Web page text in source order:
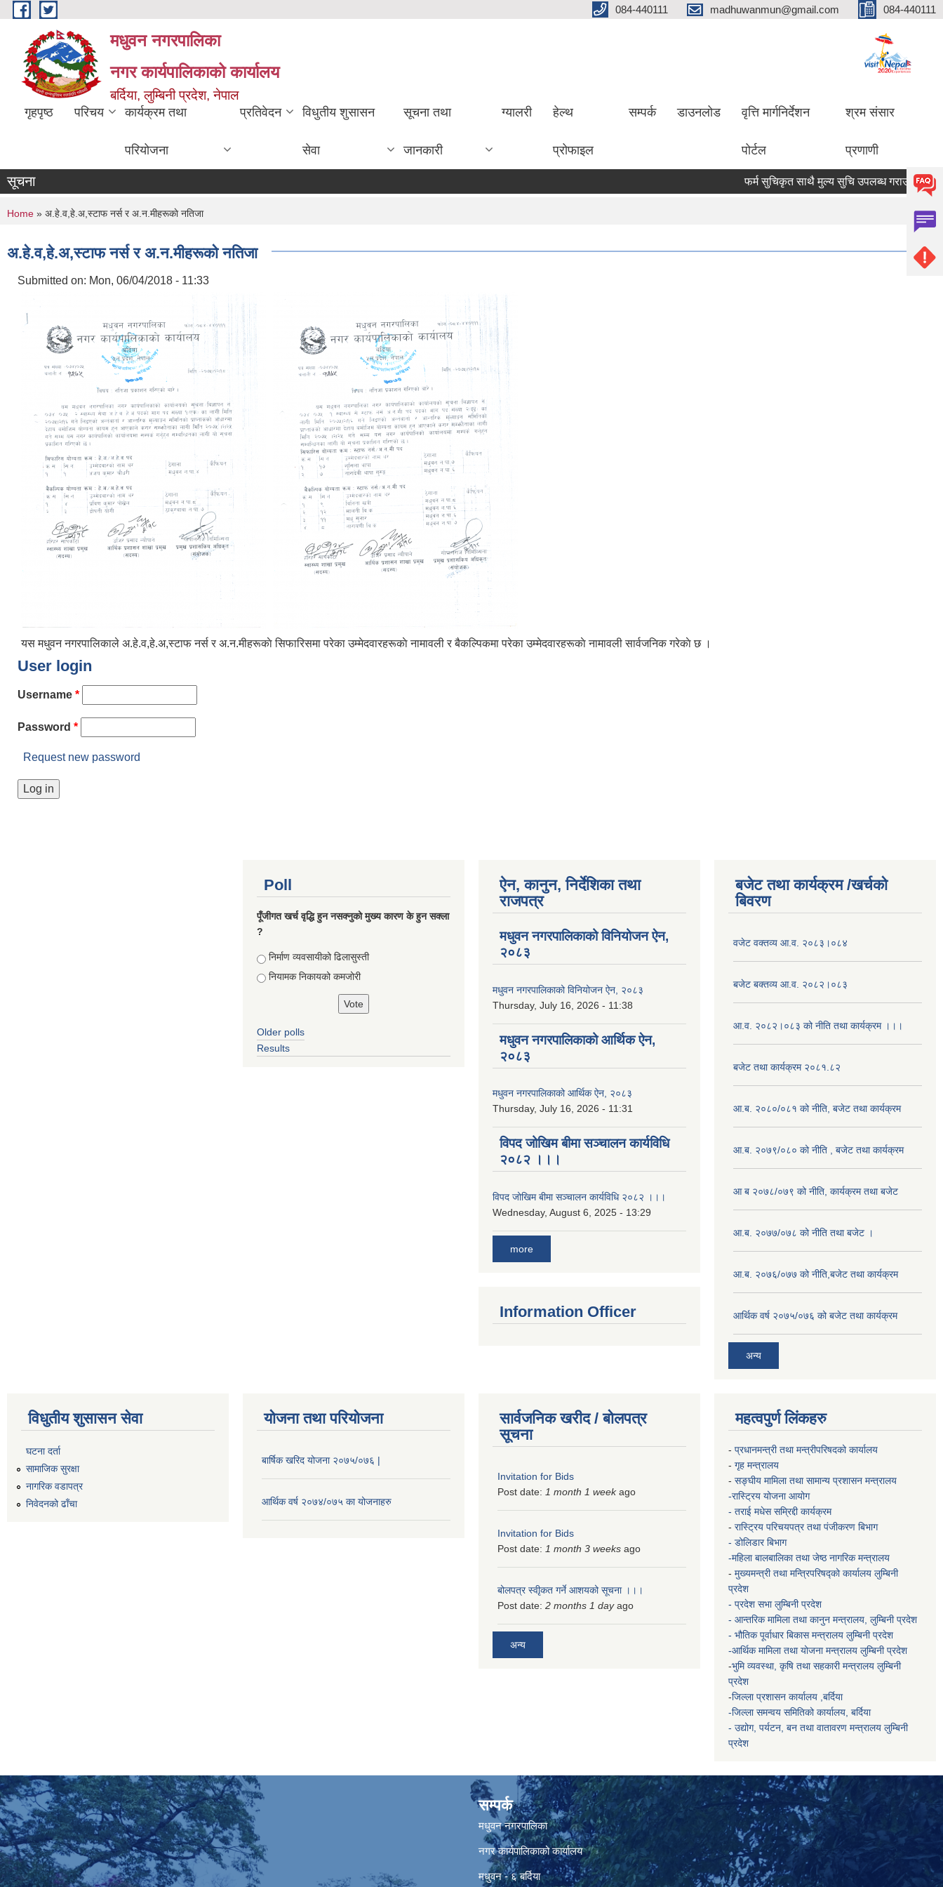
Skip to main content 084-440111 madhuwanmun@gmail.com 084-440111
मधुवन नगरपालिका
नगर कार्यपालिकाको कार्यालय
बर्दिया, लुम्बिनी प्रदेश, नेपाल
गृहपृष्ठ परिचय कार्यक्रम तथा
परियोजना
प्रतिवेदन विधुतीय शुसासन
सेवा
सूचना तथा
जानकारी
ग्यालरी हेल्थ
प्रोफाइल
सम्पर्क डाउनलोड वृत्ति मार्गनिर्देशन
पोर्टल
श्रम संसार
प्रणाणी
सूचना फर्म सुचिकृत साथै मुल्य सुचि उपलब्ध गराउने सम्बन्धमा
You are here
Home » अ.हे.व,हे.अ,स्टाफ नर्स र अ.न.मीहरूकाे नतिजा
अ.हे.व,हे.अ,स्टाफ नर्स र अ.न.मीहरूकाे नतिजा
Submitted on: Mon, 06/04/2018 - 11:33
यस मधुवन नगरपालिकाले अ.हे.व,हे.अ,स्टाफ नर्स र अ.न.मीहरूकाे सिफारिसमा परेका उम्मेदवारहरूकाे नामावली र बैकल्पिकमा परेका उम्मेदवारहरूकाे नामावली सार्वजनिक गरेकाे छ ।
User login
Username *
Password *
Request new password
Poll
पूँजीगत खर्च वृद्धि हुन नसक्नुको मुख्य कारण के हुन सक्ला
?
Choices
निर्माण व्यवसायीको ढिलासुस्ती
नियामक निकायको कमजोरी
Older polls
Results
ऐन, कानुन, निर्देशिका तथा
राजपत्र
मधुवन नगरपालिकाको विनियोजन ऐन,
२०८३
मधुवन नगरपालिकाको विनियोजन ऐन, २०८३
Thursday, July 16, 2026 - 11:38
मधुवन नगरपालिकाको आर्थिक ऐन,
२०८३
मधुवन नगरपालिकाको आर्थिक ऐन, २०८३
Thursday, July 16, 2026 - 11:31
विपद जोखिम बीमा सञ्चालन कार्यविधि
२०८२ ।।।
विपद जोखिम बीमा सञ्चालन कार्यविधि २०८२ ।।।
Wednesday, August 6, 2025 - 13:29
more
Information Officer
बजेट तथा कार्यक्रम /खर्चको
बिवरण
वजेट वक्तव्य आ.व. २०८३।०८४
बजेट बक्तव्य आ.व. २०८२।०८३
आ.व. २०८२।०८३ को नीति तथा कार्यक्रम ।।।
बजेट तथा कार्यक्रम २०८१.८२
आ.ब. २०८०/०८१ को नीति, बजेट तथा कार्यक्रम
आ.ब. २०७९/०८० को नीति , बजेट तथा कार्यक्रम
आ ब २०७८/०७९ को नीति, कार्यक्रम तथा बजेट
आ.ब. २०७७/०७८ को नीति तथा बजेट ।
आ.ब. २०७६/०७७ को नीति,बजेट तथा कार्यक्रम
आर्थिक वर्ष २०७५/०७६ को बजेट तथा कार्यक्रम
अन्य
विधुतीय शुसासन सेवा
घटना दर्ता
सामाजिक सुरक्षा
नागरिक वडापत्र
निवेदनको ढाँचा
योजना तथा परियोजना
बार्षिक खरिद योजना २०७५/०७६ |
आर्थिक वर्ष २०७४/०७५ का योजनाहरु
सार्वजनिक खरीद / बोलपत्र
सूचना
Invitation for Bids
Post date: 1 month 1 weekago
Invitation for Bids
Post date: 1 month 3 weeks ago
बोलपत्र स्वीृकत गर्ने आशयको सूचना ।।।
Post date: 2 months 1 dayago
अन्य
महत्वपुर्ण लिंकहरु
- प्रधानमन्त्री तथा मन्त्रीपरिषदको कार्यालय
- गृह मन्त्रालय
- सङ्घीय मामिला तथा सामान्य प्रशासन मन्त्रालय
-रास्ट्रिय योजना आयोग
- तराई मधेस सम्रिद्दी कार्यक्रम
- रास्ट्रिय परिचयपत्र तथा पंजीकरण बिभाग
- डोलिडार बिभाग
-महिला बालबालिका तथा जेष्ठ नागरिक मन्त्रालय
- मुख्यमन्त्री तथा मन्त्रिपरिषद्को कार्यालय लुम्बिनी
प्रदेश
- प्रदेश सभा लुम्बिनी प्रदेश
- आन्तरिक मामिला तथा कानुन मन्त्रालय, लुम्बिनी प्रदेश
- भौतिक पूर्वाधार बिकास मन्त्रालय लुम्बिनी प्रदेश
-आर्थिक मामिला तथा योजना मन्त्रालय लुम्बिनी प्रदेश
-भुमि व्यवस्था, कृषि तथा सहकारी मन्त्रालय लुम्बिनी
प्रदेश
-जिल्ला प्रशासन कार्यालय ,बर्दिया
-जिल्ला समन्वय समितिको कार्यालय, बर्दिया
- उद्योग, पर्यटन, बन तथा वातावरण मन्त्रालय लुम्बिनी
प्रदेश
सम्पर्क
मधुवन नगरपालिका
नगर कार्यपालिकाको कार्यालय
मधुवन - ६ बर्दिया